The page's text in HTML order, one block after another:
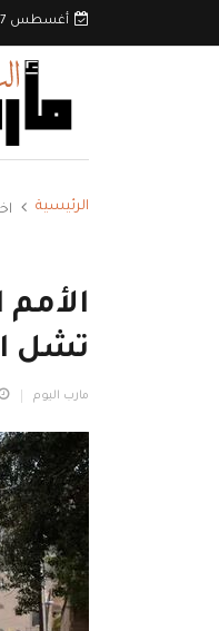
أغسطس 07, 2026
الرئيسية
تشل
مارب اليوم